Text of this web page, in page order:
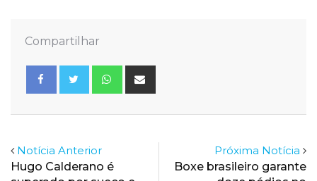
Compartilhar
Whatsapp
Notícia Anterior
Hugo Calderano é
Próxima Notícia
Boxe brasileiro garante